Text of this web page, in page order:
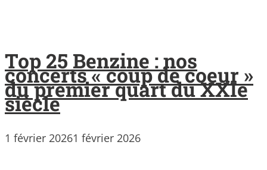
Top 25 Benzine : nos
concerts « coup de coeur »
du premier quart du XXIe
siècle
1 février 20261 février 2026